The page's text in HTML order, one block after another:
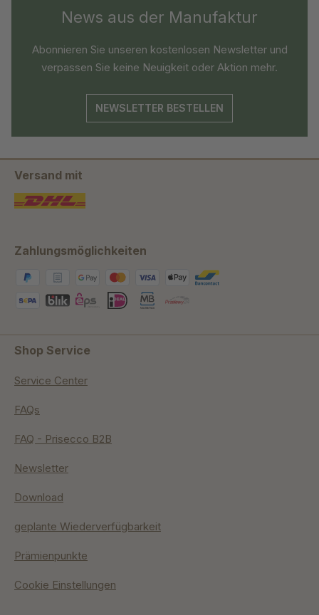
News aus der Manufaktur
Abonnieren Sie unseren kostenlosen Newsletter und
verpassen Sie keine Neuigkeit oder Aktion mehr.
NEWSLETTER BESTELLEN
Versand mit
Zahlungsmöglichkeiten
Shop Service
Service Center
FAQs
FAQ - Prisecco B2B
Newsletter
Download
geplante Wiederverfügbarkeit
Prämienpunkte
Cookie Einstellungen